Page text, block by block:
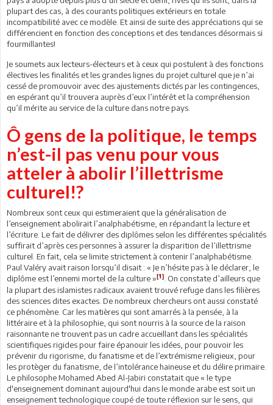
plupart des cas, à des courants politiques extérieurs en totale
incompatibilité avec ce modèle. Et ainsi de suite des appréciations qui se
différencient en fonction des conceptions et des tendances désormais si
fourmillantes!
Je soumets aux lecteurs-électeurs et à ceux qui postulent à des fonctions
électives les finalités et les grandes lignes du projet culturel que je n’ai
cessé de promouvoir avec des ajustements dictés par les contingences,
en espérant qu’il trouvera auprès d’eux l’intérêt et la compréhension
qu’il mérite au service de la culture dans notre pays.
Ô gens de la politique, le temps
n’est-il pas venu pour vous
atteler à abolir l’illettrisme
culturel!?
Nombreux sont ceux qui estimeraient que la généralisation de
l’enseignement abolirait l’analphabétisme, en répandant la lecture et
l’écriture. Le fait de délivrer des diplômes selon les différentes spécialités
suffirait d’après ces personnes à assurer la disparition de l’illettrisme
culturel. En fait, cela se limite strictement à contenir l’analphabétisme.
Paul Valéry avait raison lorsqu’il disait : « Je n’hésite pas à le déclarer, le
diplôme est l’ennemi mortel de la culture »[1]
. On constate d’ailleurs que
la plupart des islamistes radicaux avaient trouvé refuge dans les filières
des sciences dites exactes. De nombreux chercheurs ont aussi constaté
ce phénomène. Car les matières qui sont amarrés à la pensée, à la
littéraire et à la philosophie, qui sont nourris à la source de la raison
raisonnante ne trouvent pas un cadre accueillant dans les spécialités
scientifiques rigides pour faire épanouir les idées, pour pouvoir les
prévenir du rigorisme, du fanatisme et de l’extrémisme religieux, pour
les protèger du fanatisme, de l’intolérance haineuse et du délire primaire.
Le philosophe Mohamed Abed Al-Jabiri constatait que « le type
d'enseignement dominant aujourd'hui dans le monde arabe est soit un
enseignement technologique coupé de toute réflexion sur le sens, qui